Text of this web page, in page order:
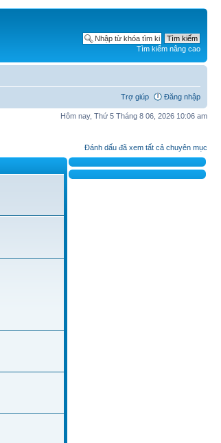
Tìm kiếm nâng cao
Trợ giúp Đăng nhập
Hôm nay, Thứ 5 Tháng 8 06, 2026 10:06 am
Đánh dấu đã xem tất cả chuyên mục